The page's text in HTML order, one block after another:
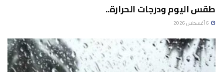
طقس اليوم ودرجات الحرارة..